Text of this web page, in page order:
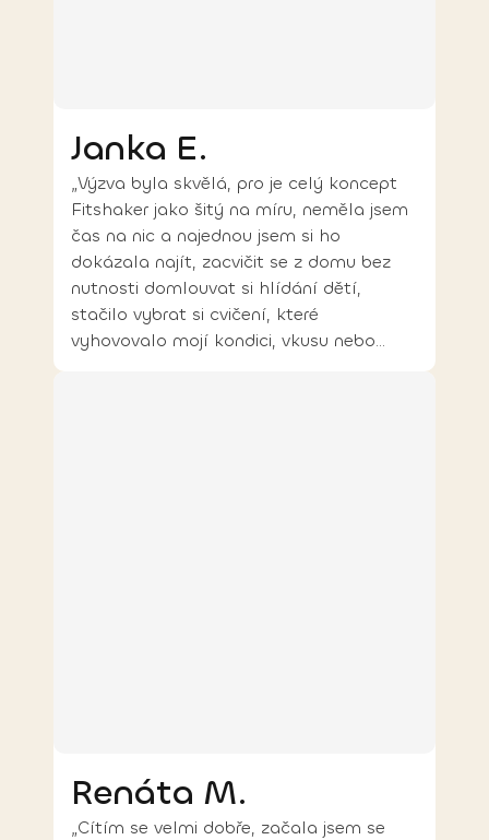
Janka E.
„Výzva byla skvělá, pro je celý koncept
Fitshaker jako šitý na míru, neměla jsem
čas na nic a najednou jsem si ho
dokázala najít, zacvičit se z domu bez
nutnosti domlouvat si hlídání dětí,
stačilo vybrat si cvičení, které
vyhovovalo mojí kondici, vkusu nebo
Renáta M.
„Cítím se velmi dobře, začala jsem se